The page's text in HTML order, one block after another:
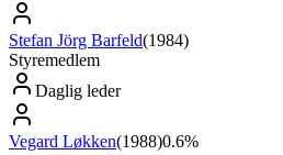
Stefan Jörg Barfeld(1984)
Styremedlem
Daglig leder
Vegard Løkken(1988)0.6%